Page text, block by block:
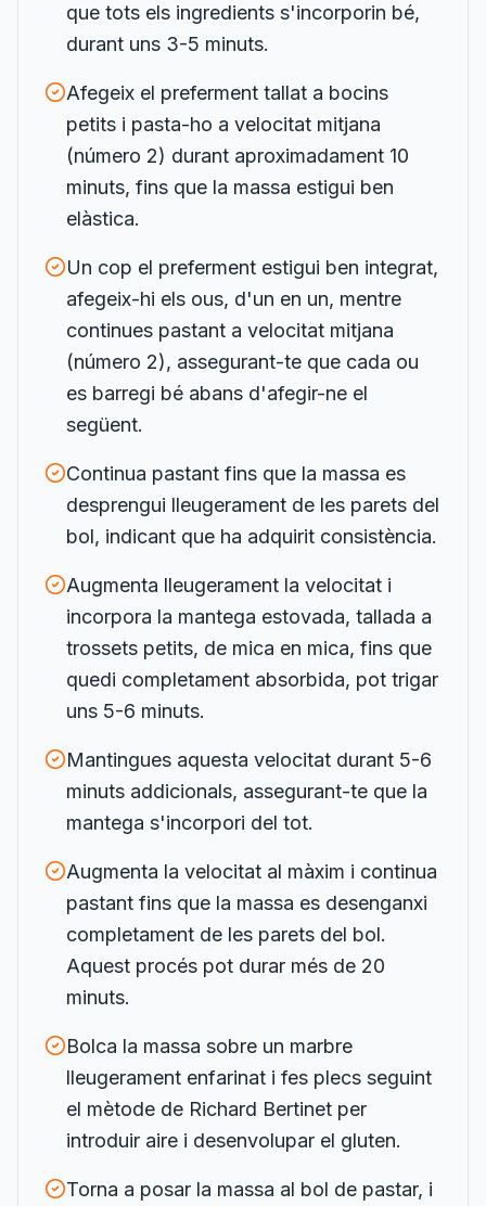
que tots els ingredients s'incorporin bé,
durant uns 3-5 minuts.
Afegeix el preferment tallat a bocins
petits i pasta-ho a velocitat mitjana
(número 2) durant aproximadament 10
minuts, fins que la massa estigui ben
elàstica.
Un cop el preferment estigui ben integrat,
afegeix-hi els ous, d'un en un, mentre
continues pastant a velocitat mitjana
(número 2), assegurant-te que cada ou
es barregi bé abans d'afegir-ne el
següent.
Continua pastant fins que la massa es
desprengui lleugerament de les parets del
bol, indicant que ha adquirit consistència.
Augmenta lleugerament la velocitat i
incorpora la mantega estovada, tallada a
trossets petits, de mica en mica, fins que
quedi completament absorbida, pot trigar
uns 5-6 minuts.
Mantingues aquesta velocitat durant 5-6
minuts addicionals, assegurant-te que la
mantega s'incorpori del tot.
Augmenta la velocitat al màxim i continua
pastant fins que la massa es desenganxi
completament de les parets del bol.
Aquest procés pot durar més de 20
minuts.
Bolca la massa sobre un marbre
lleugerament enfarinat i fes plecs seguint
el mètode de Richard Bertinet per
introduir aire i desenvolupar el gluten.
Torna a posar la massa al bol de pastar, i